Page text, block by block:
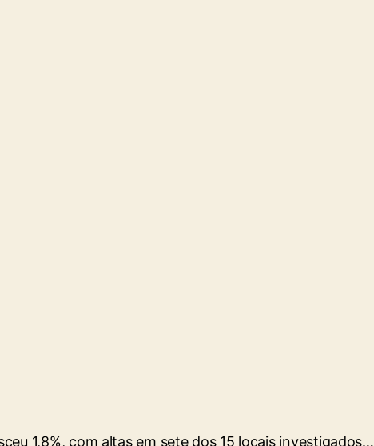
1,8%, com altas em sete dos 15 locais investigados…